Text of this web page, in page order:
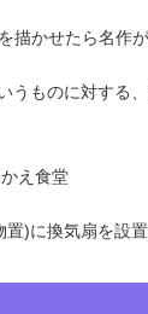
描かせたら名作
うものに対する
え食堂
)に換気扇を設置